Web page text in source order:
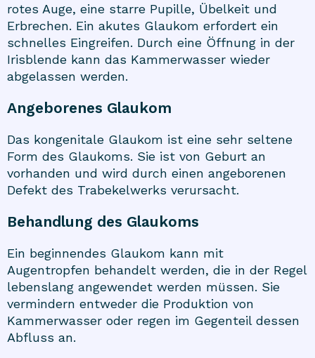
rotes Auge, eine starre Pupille, Übelkeit und
Erbrechen. Ein akutes Glaukom erfordert ein
schnelles Eingreifen. Durch eine Öffnung in der
Irisblende kann das Kammerwasser wieder
abgelassen werden.
Angeborenes Glaukom
Das kongenitale Glaukom ist eine sehr seltene
Form des Glaukoms. Sie ist von Geburt an
vorhanden und wird durch einen angeborenen
Defekt des Trabekelwerks verursacht.
Behandlung des Glaukoms
Ein beginnendes Glaukom kann mit
Augentropfen behandelt werden, die in der Regel
lebenslang angewendet werden müssen. Sie
vermindern entweder die Produktion von
Kammerwasser oder regen im Gegenteil dessen
Abfluss an.